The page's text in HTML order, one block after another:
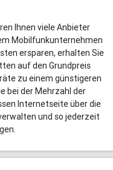
Ihnen viele Anbieter
Mobilfunkunternehmen
ersparen, erhalten Sie
auf den Grundpreis
zu einem günstigeren
bei der Mehrzahl der
Internetseite über die
und so jederzeit